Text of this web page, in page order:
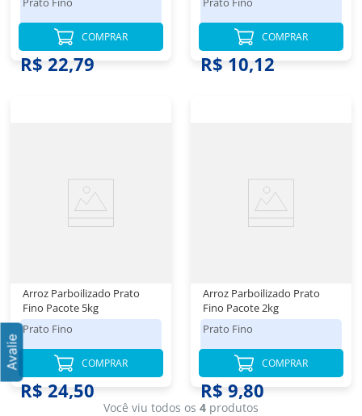
R$ 25,29
R$ 22,79
COMPRAR
R$ 10,12
COMPRAR
Arroz Parboilizado Prato
Fino Pacote 5kg
Prato Fino
R$ 24,50
COMPRAR
Arroz Parboilizado Prato
Fino Pacote 2kg
Prato Fino
R$ 9,80
COMPRAR
Você viu todos os 4 produtos